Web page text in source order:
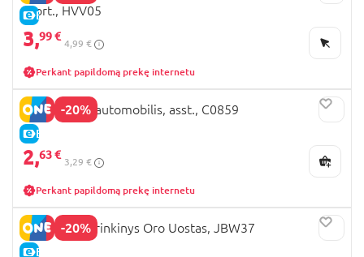
E-KAINA
asort., HVV05
3,99 €
4,99 €
Perkant papildomą prekę internetu
-20%
E-KAINA
MATCHBOX automobilis, asst., C0859
2,63 €
3,29 €
Perkant papildomą prekę internetu
-20%
E-KAINA
MATCHBOX rinkinys Oro Uostas, JBW37